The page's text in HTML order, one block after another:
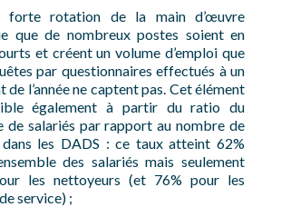
forte rotation de la main d’œuvre
que de nombreux postes soient en
et créent un volume d’emploi que
par questionnaires effectués à un
de l’année ne captent pas. Cet élément
également à partir du ratio du
de salariés par rapport au nombre de
les DADS : ce taux atteint 62%
des salariés mais seulement
les nettoyeurs (et 76% pour les
service) ;